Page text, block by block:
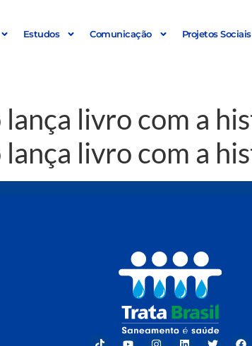
Estudos Comunicação Projetos Sociais
livro com a
livro com a